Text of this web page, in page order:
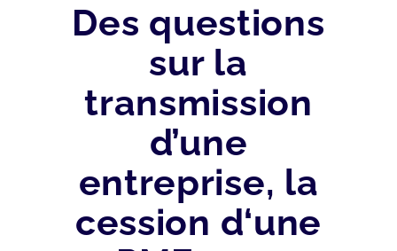
Des questions
sur la
transmission
d’une
entreprise, la
cession d‘une